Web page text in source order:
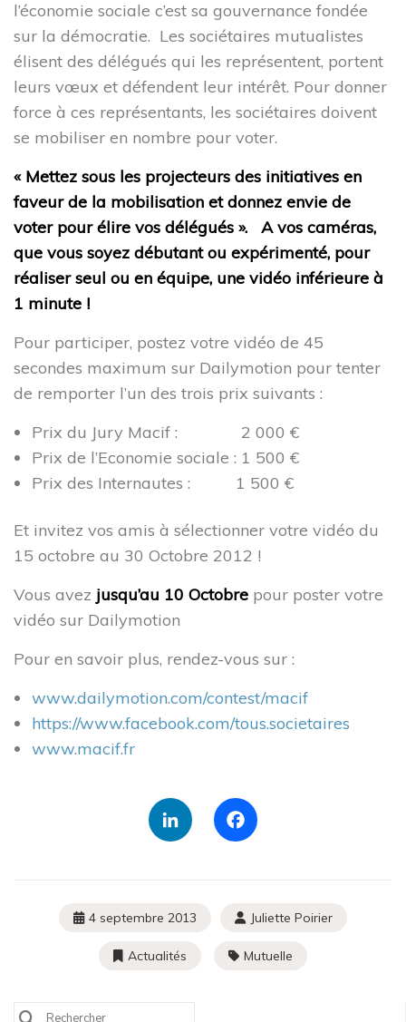
l’économie sociale c’est sa gouvernance fondée
sur la démocratie. Les sociétaires mutualistes
élisent des délégués qui les représentent, portent
leurs vœux et défendent leur intérêt. Pour donner
force à ces représentants, les sociétaires doivent
se mobiliser en nombre pour voter.
« Mettez sous les projecteurs des initiatives en
faveur de la mobilisation et donnez envie de
voter pour élire vos délégués ». A vos caméras,
que vous soyez débutant ou expérimenté, pour
réaliser seul ou en équipe, une vidéo inférieure à
1 minute !
Pour participer, postez votre vidéo de 45
secondes maximum sur Dailymotion pour tenter
de remporter l’un des trois prix suivants :
Prix du Jury Macif : 2 000 €
Prix de l’Economie sociale : 1 500 €
Prix des Internautes : 1 500 €
Et invitez vos amis à sélectionner votre vidéo du
15 octobre au 30 Octobre 2012 !
Vous avez jusqu’au 10 Octobre pour poster votre
vidéo sur Dailymotion
Pour en savoir plus, rendez-vous sur :
www.dailymotion.com/contest/macif
https://www.facebook.com/tous.societaires
www.macif.fr
LinkedIn
4 septembre 2013 Juliette Poirier
Actualités Mutuelle
Search
Accès rapide
L’ESS actrice de la Transition Écologique et Énergétique
Adhésion à la CRESS
Se former
L’observatoire IDF
Dispositif local d’accompagnement
Presse
Divers
Actualités
Agenda
Nous contacter
Mentions légales
Politique de confidentialité
3 rue de Vincennes,
contact@cressidf.org
Rechercher sur le site